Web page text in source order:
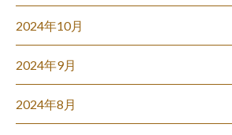
2024年10月
2024年9月
2024年8月